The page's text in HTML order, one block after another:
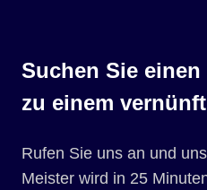
Suchen Sie
zu einem
Rufen Sie uns an und
Meister wird in 25